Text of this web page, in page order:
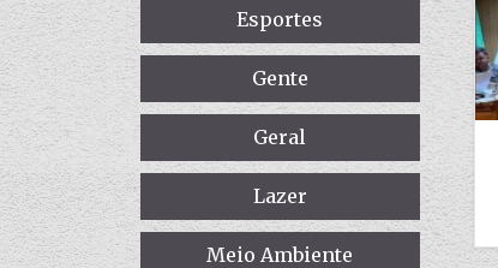
Esportes
Gente
Geral
Lazer
Meio Ambiente